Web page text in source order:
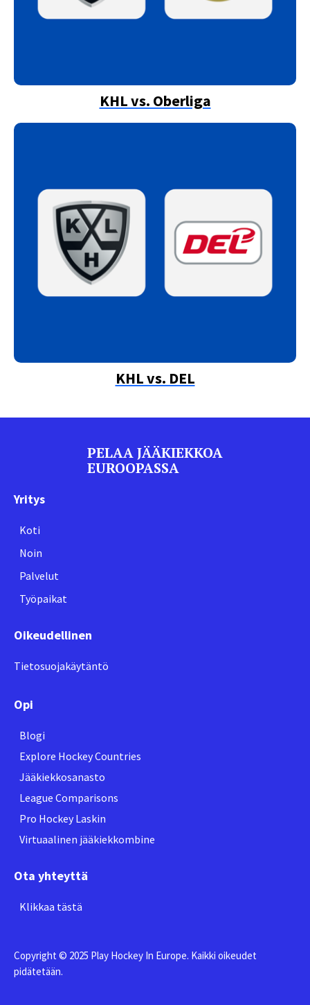
KHL vs. Oberliga
KHL vs. DEL
PELAA JÄÄKIEKKOA
EUROOPASSA
Yritys
Koti
Noin
Palvelut
Työpaikat
Oikeudellinen
Tietosuojakäytäntö
Opi
Blogi
Explore Hockey Countries
Jääkiekkosanasto
League Comparisons
Pro Hockey Laskin
Virtuaalinen jääkiekkombine
Ota yhteyttä
Klikkaa tästä
Copyright © 2025 Play Hockey In Europe. Kaikki oikeudet
pidätetään.